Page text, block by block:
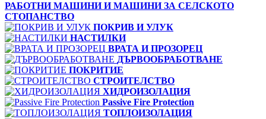
РАБОТНИ МАШИНИ И МАШИНИ ЗА СЕЛСКОТО
СТОПАНСТВО
ПОКРИВ И УЛУК
НАСТИЛКИ
ВРАТА И ПРОЗОРЕЦ
ДЪРВООБРАБОТВАНЕ
ПОКРИТИЕ
СТРОИТЕЛСТВО
ХИДРОИЗОЛАЦИЯ
Passive Fire Protection
ТОПЛОИЗОЛАЦИЯ